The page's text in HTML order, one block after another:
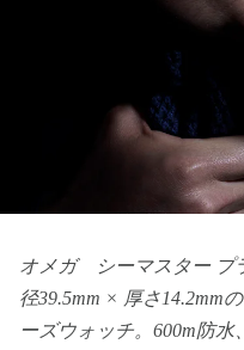
オメガ シーマスター プ
径39.5mm × 厚さ14.2mm
ーズウォッチ。600m防